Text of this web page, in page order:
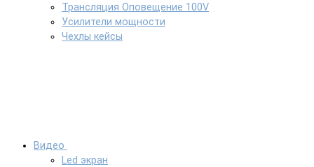
Трансляция Оповещение 100V
Усилители мощности
Чехлы кейсы
Видео
Led экран